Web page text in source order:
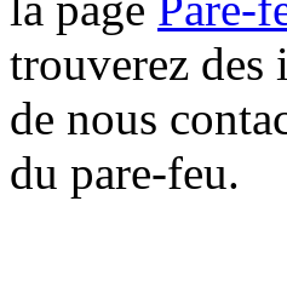
trouverez des
de nous
du pare-feu.